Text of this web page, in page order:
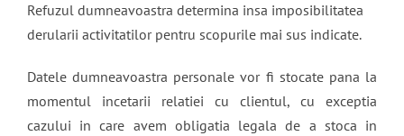
Refuzul dumneavoastra determina insa imposibilitatea
derularii activitatilor pentru scopurile mai sus indicate.
Datele dumneavoastra personale vor fi stocate pana la
momentul incetarii relatiei cu clientul, cu exceptia
cazului in care avem obligatia legala de a stoca in